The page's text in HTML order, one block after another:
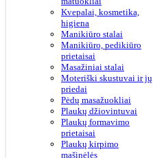
Kvepalai, kosmetika,
higiena
Manikiūro stalai
Manikiūro, pedikiūro
prietaisai
Masažiniai stalai
Moteriški skustuvai ir jų
priedai
Pėdų masažuokliai
Plaukų džiovintuvai
Plaukų formavimo
prietaisai
Plaukų kirpimo
mašinėlės